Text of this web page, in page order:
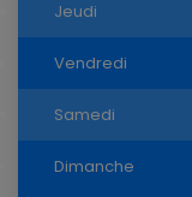
Jeudi
Vendredi
Samedi
Dimanche